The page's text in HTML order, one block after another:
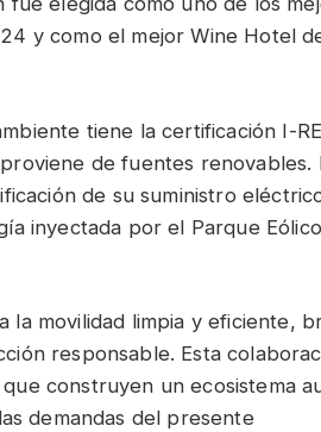
y como el mejor Wine Hotel
tiene la certificación I-
de fuentes renovables.
de su suministro
inyectada por el Parque
la movilidad limpia y eficiente,
responsable. Esta
construyen un ecosistema
demandas del presente